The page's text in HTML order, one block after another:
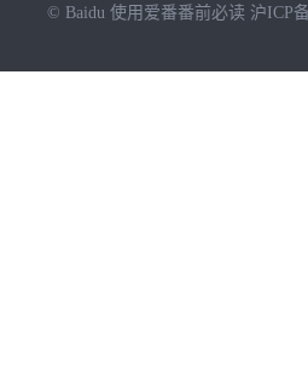
© Baidu 使用爱番番前必读 沪ICP